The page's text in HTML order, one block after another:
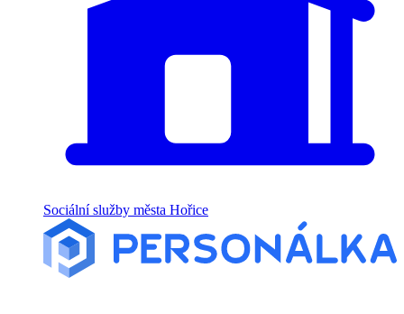
Sociální služby města Hořice